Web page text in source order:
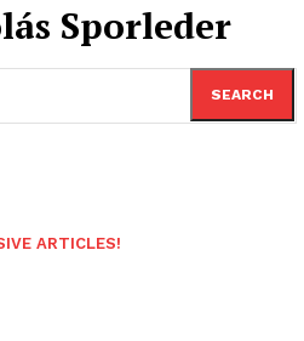
Sporleder
SEARCH
ARTICLES!